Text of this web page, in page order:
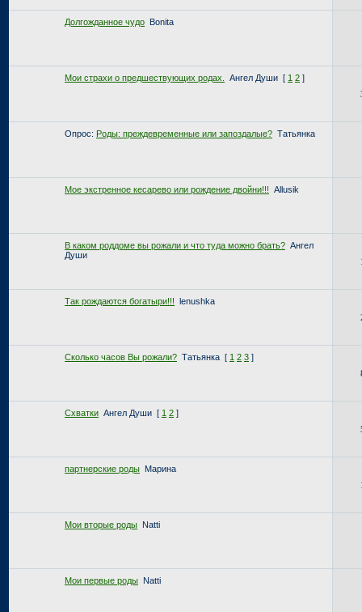
Долгожданное чудо Bonita
Мои страхи о предшествующих родах. Ангел Души [ 1 2 ]
Опрос: Роды: преждевременные или запоздалые? Татьянка
Мое экстренное кесарево или рождение двойни!!! Allusik
В каком роддоме вы рожали и что туда можно брать? Ангел
Души
Так рождаются богатыри!!! lenushka
Сколько часов Вы рожали? Татьянка [ 1 2 3 ]
Схватки Ангел Души [ 1 2 ]
партнерские роды Марина
Мои вторые роды Natti
Мои первые роды Natti